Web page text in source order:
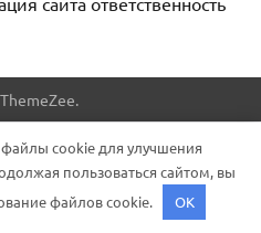
файлы cookie для улучшения
пользоваться сайтом, вы
файлов cookie.
OK